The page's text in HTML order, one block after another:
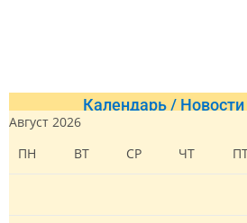
Календарь /
Август 2026
ПН
ВТ СР ЧТ